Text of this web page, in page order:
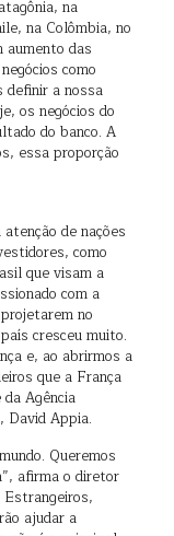
na
na Colômbia, no
aumento das
como
definir a nossa
os negócios do
do banco. A
essa proporção
de nações
como
que visam a
com a
no
cresceu muito.
e, ao abrirmos a
que a França
Agência
David Appia.
Queremos
afirma o diretor
ajudar a